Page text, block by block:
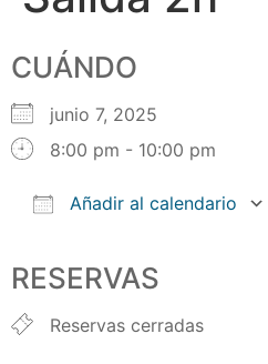
CUÁNDO
junio 7, 2025
8:00 pm - 10:00 pm
Añadir al calendario
RESERVAS
Reservas cerradas